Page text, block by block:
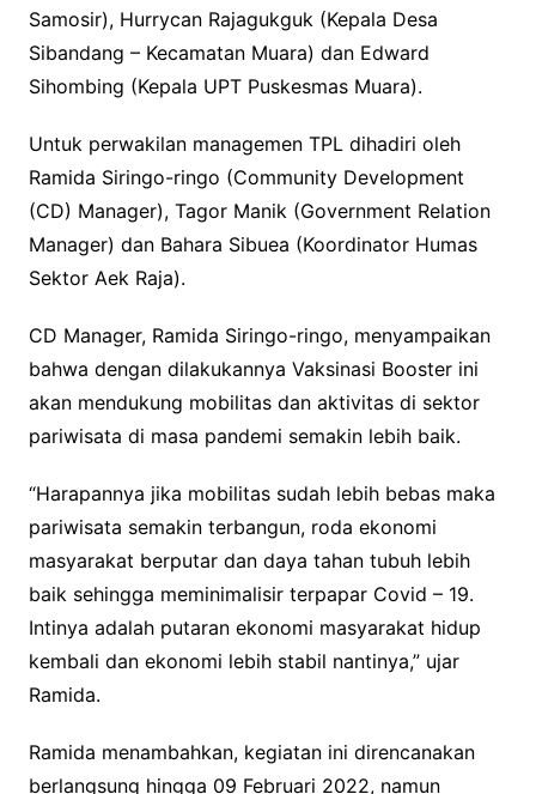
Samosir), Hurrycan Rajagukguk (Kepala Desa
Sibandang – Kecamatan Muara) dan Edward
Sihombing (Kepala UPT Puskesmas Muara).
Untuk perwakilan managemen TPL dihadiri oleh
Ramida Siringo-ringo (Community Development
(CD) Manager), Tagor Manik (Government Relation
Manager) dan Bahara Sibuea (Koordinator Humas
Sektor Aek Raja).
CD Manager, Ramida Siringo-ringo, menyampaikan
bahwa dengan dilakukannya Vaksinasi Booster ini
akan mendukung mobilitas dan aktivitas di sektor
pariwisata di masa pandemi semakin lebih baik.
“Harapannya jika mobilitas sudah lebih bebas maka
pariwisata semakin terbangun, roda ekonomi
masyarakat berputar dan daya tahan tubuh lebih
baik sehingga meminimalisir terpapar Covid – 19.
Intinya adalah putaran ekonomi masyarakat hidup
kembali dan ekonomi lebih stabil nantinya,” ujar
Ramida.
Ramida menambahkan, kegiatan ini direncanakan
berlangsung hingga 09 Februari 2022, namun